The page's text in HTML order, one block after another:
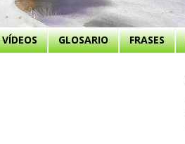
VÍDEOS GLOSARIO FRASES